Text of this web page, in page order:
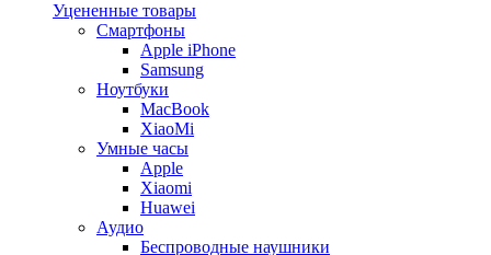
Уцененные товары
Cмартфоны
Apple iPhone
Samsung
Ноутбуки
MacBook
XiaoMi
Умные часы
Apple
Xiaomi
Huawei
Аудио
Беспроводные наушники